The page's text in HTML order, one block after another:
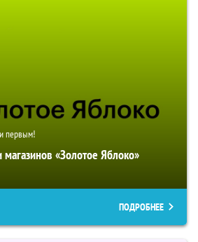
первым!
магазинов «Золотое Яблоко»
ПОДРОБНЕЕ